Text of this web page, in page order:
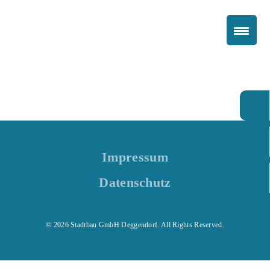
Impressum
Datenschutz
© 2026 Stadtbau GmbH Deggendorf. All Rights Reserved.